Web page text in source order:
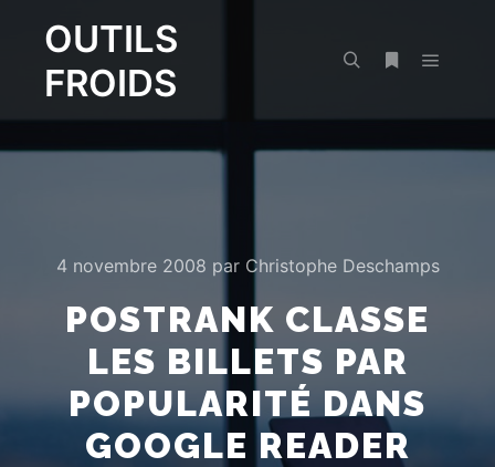
OUTILS
FROIDS
4 novembre 2008 par Christophe Deschamps
POSTRANK CLASSE
LES BILLETS PAR
POPULARITÉ DANS
GOOGLE READER